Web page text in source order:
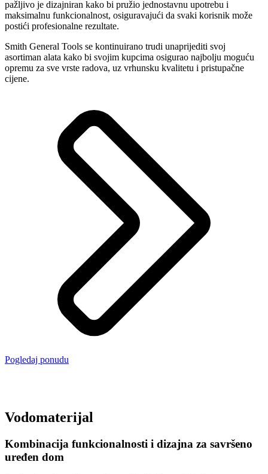
pažljivo je dizajniran kako bi pružio jednostavnu upotrebu i
maksimalnu funkcionalnost, osiguravajući da svaki korisnik može
postići profesionalne rezultate.
Smith General Tools se kontinuirano trudi unaprijediti svoj
asortiman alata kako bi svojim kupcima osigurao najbolju moguću
opremu za sve vrste radova, uz vrhunsku kvalitetu i pristupačne
cijene.
Pogledaj ponudu
Vodomaterijal
Kombinacija funkcionalnosti i dizajna za savršeno
uređen dom